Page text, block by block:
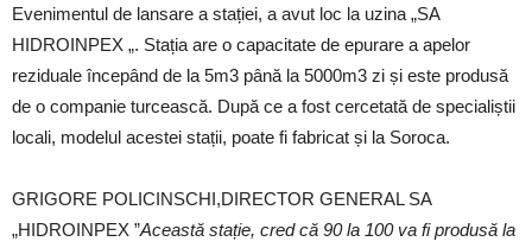
Evenimentul de lansare a stației, a avut loc la uzina „SA
HIDROINPEX „. Stația are o capacitate de epurare a apelor
reziduale începând de la 5m3 până la 5000m3 zi și este produsă
de o companie turcească. După ce a fost cercetată de specialiștii
locali, modelul acestei stații, poate fi fabricat și la Soroca.
GRIGORE POLICINSCHI,DIRECTOR GENERAL SA
„HIDROINPEX ”Această stație, cred că 90 la 100 va fi produsă la